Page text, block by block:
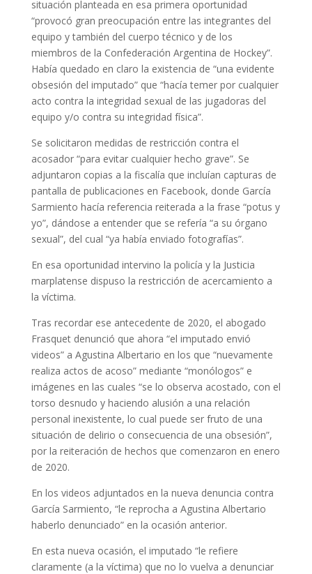
situación planteada en esa primera oportunidad
“provocó gran preocupación entre las integrantes del
equipo y también del cuerpo técnico y de los
miembros de la Confederación Argentina de Hockey”.
Había quedado en claro la existencia de “una evidente
obsesión del imputado” que “hacía temer por cualquier
acto contra la integridad sexual de las jugadoras del
equipo y/o contra su integridad física”.
Se solicitaron medidas de restricción contra el
acosador “para evitar cualquier hecho grave”. Se
adjuntaron copias a la fiscalía que incluían capturas de
pantalla de publicaciones en Facebook, donde García
Sarmiento hacía referencia reiterada a la frase “potus y
yo”, dándose a entender que se refería “a su órgano
sexual”, del cual “ya había enviado fotografías”.
En esa oportunidad intervino la policía y la Justicia
marplatense dispuso la restricción de acercamiento a
la víctima.
Tras recordar ese antecedente de 2020, el abogado
Frasquet denunció que ahora “el imputado envió
videos” a Agustina Albertario en los que “nuevamente
realiza actos de acoso” mediante “monólogos” e
imágenes en las cuales “se lo observa acostado, con el
torso desnudo y haciendo alusión a una relación
personal inexistente, lo cual puede ser fruto de una
situación de delirio o consecuencia de una obsesión”,
por la reiteración de hechos que comenzaron en enero
de 2020.
En los videos adjuntados en la nueva denuncia contra
García Sarmiento, “le reprocha a Agustina Albertario
haberlo denunciado” en la ocasión anterior.
En esta nueva ocasión, el imputado “le refiere
claramente (a la víctima) que no lo vuelva a denunciar